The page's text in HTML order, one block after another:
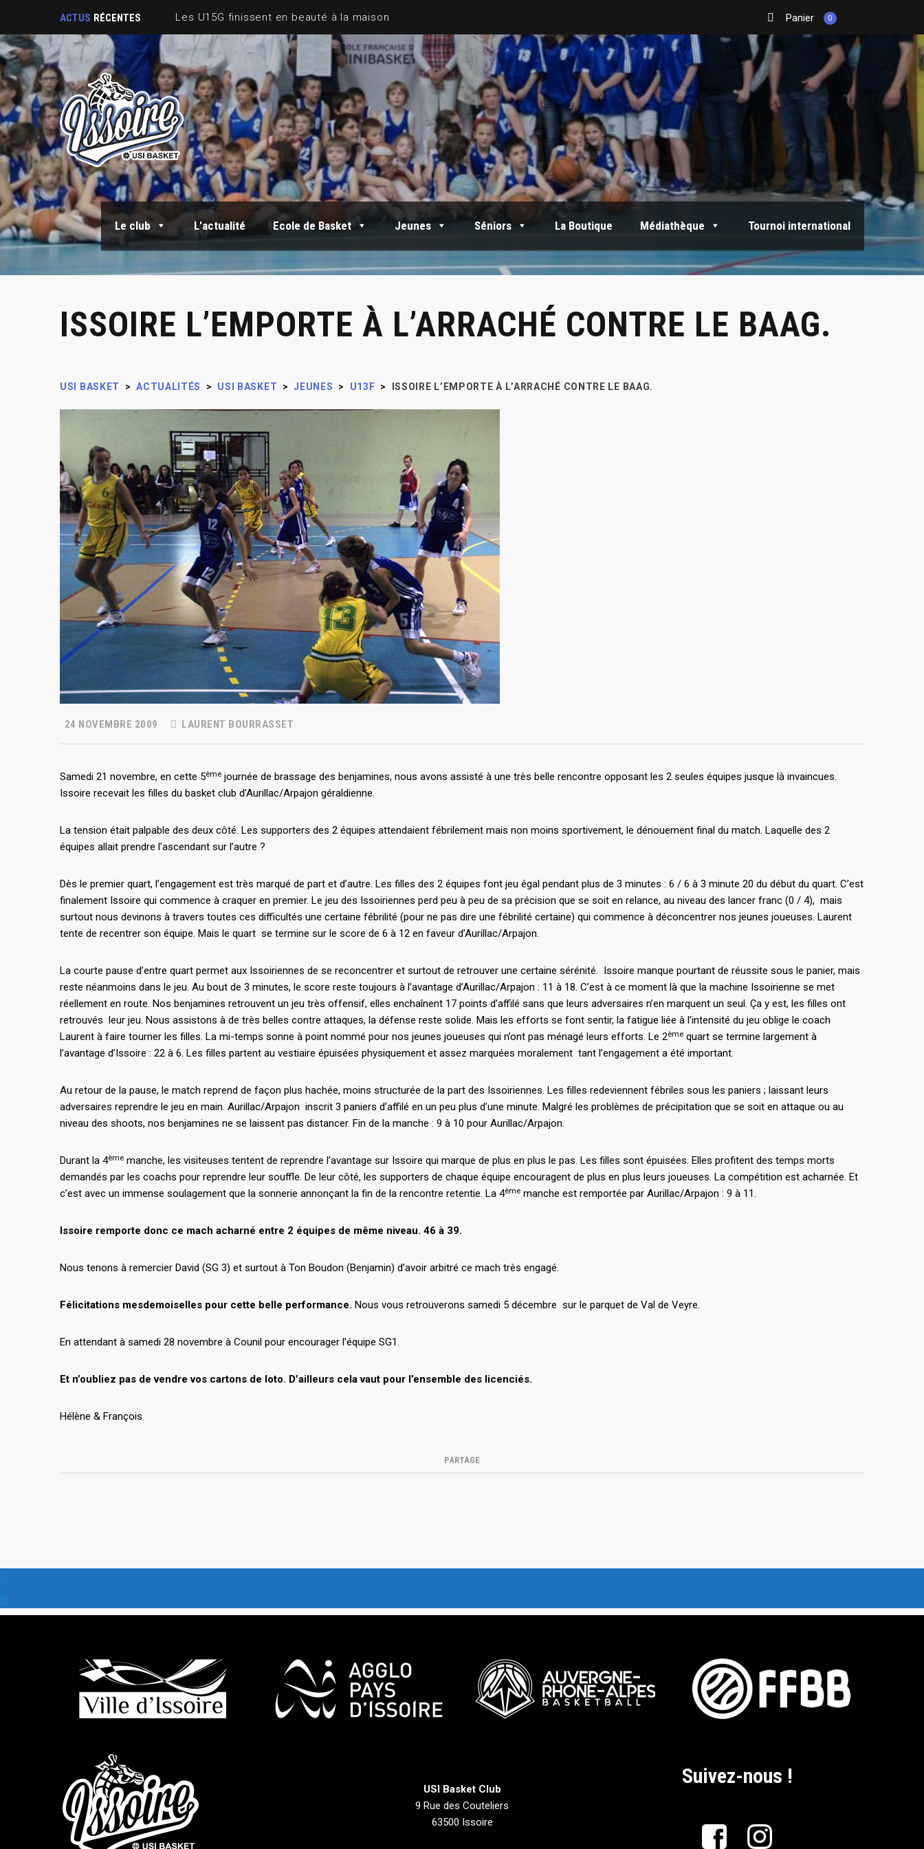
ACTUS RÉCENTES Panier 0
Le club L'actualité Ecole de Basket Jeunes Séniors La Boutique Médiathèque Tournoi international
ISSOIRE L’EMPORTE À L’ARRACHÉ CONTRE LE BAAG.
USI BASKET > ACTUALITÉS > USI BASKET > JEUNES > U13F > ISSOIRE L’EMPORTE À L’ARRACHÉ CONTRE LE BAAG.
24 NOVEMBRE 2009 LAURENT BOURRASSET
Samedi 21 novembre, en cette 5ème journée de brassage des benjamines, nous avons assisté à une très belle rencontre opposant les 2 seules équipes jusque là invaincues.
Issoire recevait les filles du basket club d’Aurillac/Arpajon géraldienne.
La tension était palpable des deux côté. Les supporters des 2 équipes attendaient fébrilement mais non moins sportivement, le dénouement final du match. Laquelle des 2
équipes allait prendre l’ascendant sur l’autre ?
Dès le premier quart, l’engagement est très marqué de part et d’autre. Les filles des 2 équipes font jeu égal pendant plus de 3 minutes : 6 / 6 à 3 minute 20 du début du quart. C’est
finalement Issoire qui commence à craquer en premier. Le jeu des Issoiriennes perd peu à peu de sa précision que se soit en relance, au niveau des lancer franc (0 / 4), mais
surtout nous devinons à travers toutes ces difficultés une certaine fébrilité (pour ne pas dire une fébrilité certaine) qui commence à déconcentrer nos jeunes joueuses. Laurent
tente de recentrer son équipe. Mais le quart se termine sur le score de 6 à 12 en faveur d’Aurillac/Arpajon.
La courte pause d’entre quart permet aux Issoiriennes de se reconcentrer et surtout de retrouver une certaine sérénité. Issoire manque pourtant de réussite sous le panier, mais
reste néanmoins dans le jeu. Au bout de 3 minutes, le score reste toujours à l’avantage d’Aurillac/Arpajon : 11 à 18. C’est à ce moment là que la machine Issoirienne se met
réellement en route. Nos benjamines retrouvent un jeu très offensif, elles enchaînent 17 points d’affilé sans que leurs adversaires n’en marquent un seul. Ça y est, les filles ont
retrouvés leur jeu. Nous assistons à de très belles contre attaques, la défense reste solide. Mais les efforts se font sentir, la fatigue liée à l’intensité du jeu oblige le coach
Laurent à faire tourner les filles. La mi-temps sonne à point nommé pour nos jeunes joueuses qui n’ont pas ménagé leurs efforts. Le 2ème quart se termine largement à
l’avantage d’Issoire : 22 à 6. Les filles partent au vestiaire épuisées physiquement et assez marquées moralement tant l’engagement a été important.
Au retour de la pause, le match reprend de façon plus hachée, moins structurée de la part des Issoiriennes. Les filles redeviennent fébriles sous les paniers ; laissant leurs
adversaires reprendre le jeu en main. Aurillac/Arpajon inscrit 3 paniers d’affilé en un peu plus d’une minute. Malgré les problèmes de précipitation que se soit en attaque ou au
niveau des shoots, nos benjamines ne se laissent pas distancer. Fin de la manche : 9 à 10 pour Aurillac/Arpajon.
Durant la 4ème manche, les visiteuses tentent de reprendre l’avantage sur Issoire qui marque de plus en plus le pas. Les filles sont épuisées. Elles profitent des temps morts
demandés par les coachs pour reprendre leur souffle. De leur côté, les supporters de chaque équipe encouragent de plus en plus leurs joueuses. La compétition est acharnée. Et
c’est avec un immense soulagement que la sonnerie annonçant la fin de la rencontre retentie. La 4ème manche est remportée par Aurillac/Arpajon : 9 à 11.
Issoire remporte donc ce mach acharné entre 2 équipes de même niveau. 46 à 39.
Nous tenons à remercier David (SG 3) et surtout à Ton Boudon (Benjamin) d’avoir arbitré ce mach très engagé.
Félicitations mesdemoiselles pour cette belle performance. Nous vous retrouverons samedi 5 décembre sur le parquet de Val de Veyre.
En attendant à samedi 28 novembre à Counil pour encourager l’équipe SG1.
Et n’oubliez pas de vendre vos cartons de loto. D’ailleurs cela vaut pour l’ensemble des licenciés.
Hélène & François
PARTAGE
USI Basket Club
9 Rue des Couteliers
63500 Issoire
Suivez-nous !